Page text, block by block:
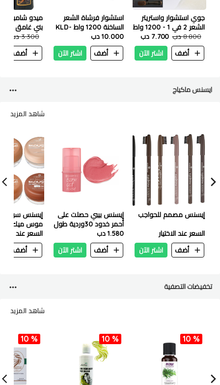
جوي استشوار واستريتر
الشعر 2 في 1 - 1200 واط
8.800 دب
7.700 دب
أضف
اشتر الآن
استشوار فرشاة الشعر
الساخنة 1200 واط KLD-
806
10.000 دب
أضف
اشتر الآن
ميدو شامبو
بني غامق (3.0) 500 مل
3.300 دب
أضف
ايسنس ماكياج
شاهد المزيد
إيسنس مصمم للحواجب
السعر عند الاختيار
أضف
اشتر الآن
إيسنس بيبي حصلت على
أحمر خدود 30وردية طول
اليوم
1.580 دب
أضف
اشتر الآن
إيسنس سوفت
موس ميك أب
السعر عند
أضف
تخفيضات التصفية
شاهد المزيد
10 %
10 %
10 %